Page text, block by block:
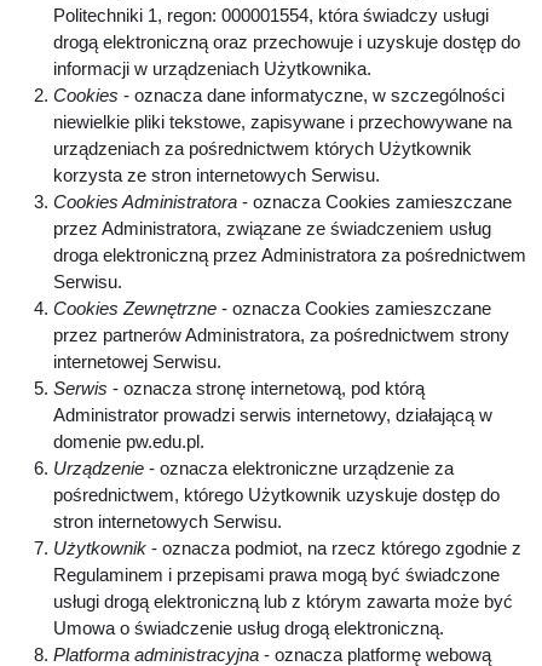
Politechniki 1, regon: 000001554, która świadczy usługi
drogą elektroniczną oraz przechowuje i uzyskuje dostęp do
informacji w urządzeniach Użytkownika.
Cookies - oznacza dane informatyczne, w szczególności
niewielkie pliki tekstowe, zapisywane i przechowywane na
urządzeniach za pośrednictwem których Użytkownik
korzysta ze stron internetowych Serwisu.
Cookies Administratora - oznacza Cookies zamieszczane
przez Administratora, związane ze świadczeniem usług
droga elektroniczną przez Administratora za pośrednictwem
Serwisu.
Cookies Zewnętrzne - oznacza Cookies zamieszczane
przez partnerów Administratora, za pośrednictwem strony
internetowej Serwisu.
Serwis - oznacza stronę internetową, pod którą
Administrator prowadzi serwis internetowy, działającą w
domenie pw.edu.pl.
Urządzenie - oznacza elektroniczne urządzenie za
pośrednictwem, którego Użytkownik uzyskuje dostęp do
stron internetowych Serwisu.
Użytkownik - oznacza podmiot, na rzecz którego zgodnie z
Regulaminem i przepisami prawa mogą być świadczone
usługi drogą elektroniczną lub z którym zawarta może być
Umowa o świadczenie usług drogą elektroniczną.
Platforma administracyjna - oznacza platformę webową